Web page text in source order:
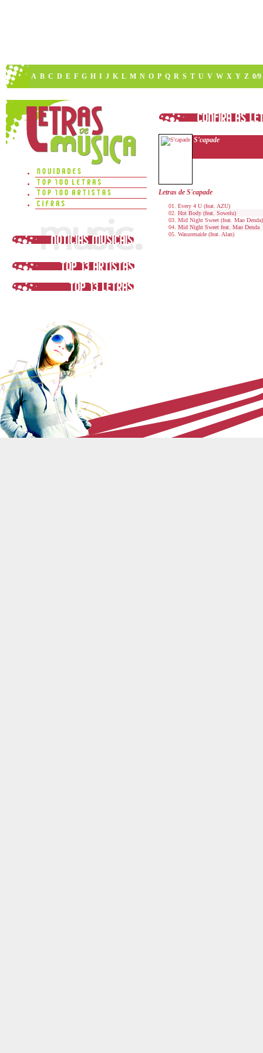
A B C D E F G H I J K L M N O P Q R S T U V W X Y Z 0/9
S'capade
Letras de S'capade
Every 4 U (feat. AZU)
Hot Body (feat. Sowelu)
Mid Night Sweet (feat. Mao Denda)
Mid Night Sweet feat. Mao Denda
Wasurenaide (feat. Alan)